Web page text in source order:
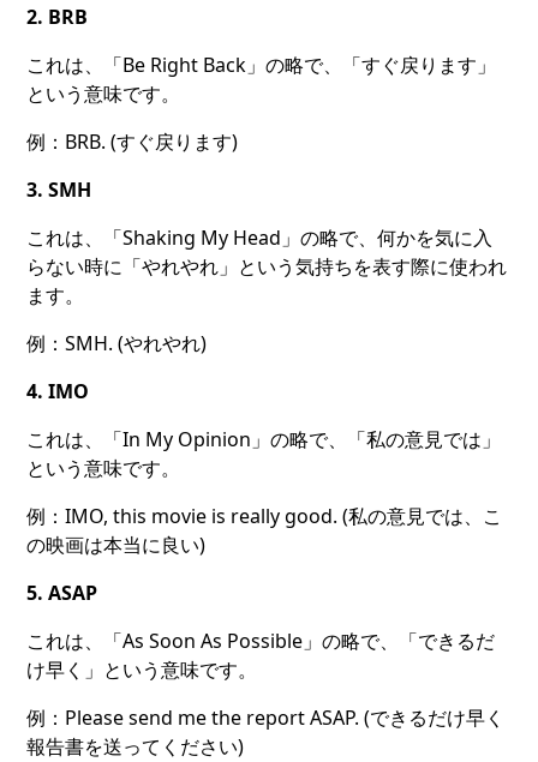
2. BRB
これは、「Be Right Back」の略で、「すぐ戻ります」
という意味です。
例：BRB. (すぐ戻ります)
3. SMH
これは、「Shaking My Head」の略で、何かを気に入
らない時に「やれやれ」という気持ちを表す際に使われ
ます。
例：SMH. (やれやれ)
4. IMO
これは、「In My Opinion」の略で、「私の意見では」
という意味です。
例：IMO, this movie is really good. (私の意見では、こ
の映画は本当に良い)
5. ASAP
これは、「As Soon As Possible」の略で、「できるだ
け早く」という意味です。
例：Please send me the report ASAP. (できるだけ早く
報告書を送ってください)